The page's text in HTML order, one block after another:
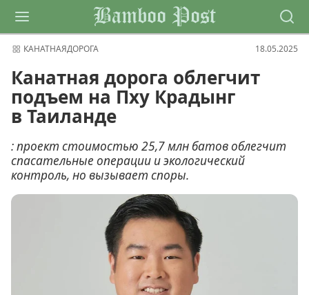
Bamboo Post
КАНАТНАЯДОРОГА 18.05.2025
Канатная дорога облегчит
подъем на Пху Крадынг
в Таиланде
: проект стоимостью 25,7 млн батов облегчит
спасательные операции и экологический
контроль, но вызывает споры.